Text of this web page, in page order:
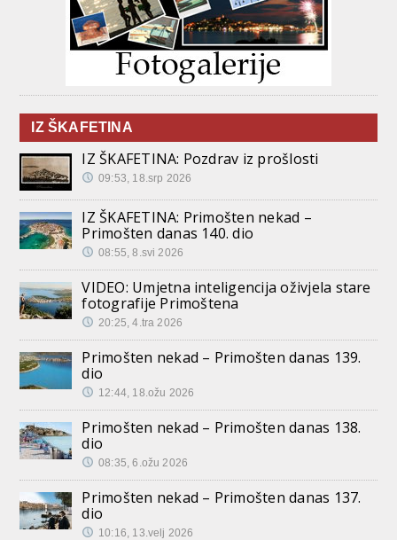
IZ ŠKAFETINA
IZ ŠKAFETINA: Pozdrav iz prošlosti
09:53, 18.srp 2026
IZ ŠKAFETINA: Primošten nekad –
Primošten danas 140. dio
08:55, 8.svi 2026
VIDEO: Umjetna inteligencija oživjela stare
fotografije Primoštena
20:25, 4.tra 2026
Primošten nekad – Primošten danas 139.
dio
12:44, 18.ožu 2026
Primošten nekad – Primošten danas 138.
dio
08:35, 6.ožu 2026
Primošten nekad – Primošten danas 137.
dio
10:16, 13.velj 2026